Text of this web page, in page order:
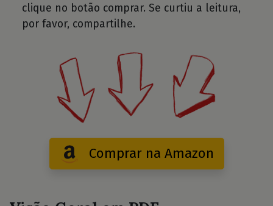
clique no botão comprar. Se curtiu a leitura,
por favor, compartilhe.
Comprar na Amazon